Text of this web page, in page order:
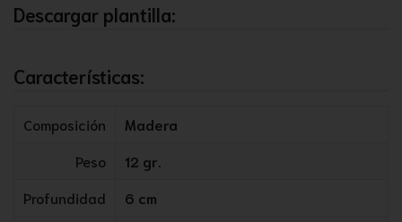
Descargar plantilla:
Características:
Composición
Madera
Peso
12 gr.
Profundidad
6 cm